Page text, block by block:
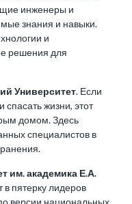
инженеры и
знания и навыки.
и
решения для
Университет. Если
жизни, этот
домом. Здесь
специалистов в
им. академика Е.А.
в пятерку лидеров